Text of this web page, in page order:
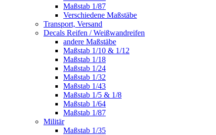
Maßstab 1/87
Verschiedene Maßstäbe
Transport, Versand
Decals Reifen / Weißwandreifen
andere Maßstäbe
Maßstab 1/10 & 1/12
Maßstab 1/18
Maßstab 1/24
Maßstab 1/32
Maßstab 1/43
Maßstab 1/5 & 1/8
Maßstab 1/64
Maßstab 1/87
Militär
Maßstab 1/35